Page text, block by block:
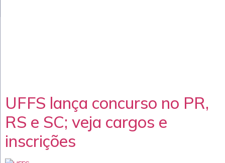
UFFS lança concurso no PR,
RS e SC; veja cargos e
inscrições